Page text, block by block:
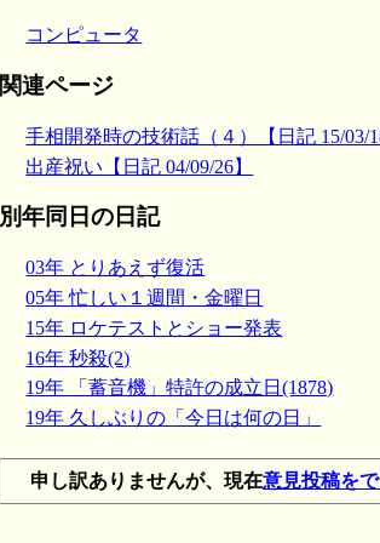
コンピュータ
関連ページ
手相開発時の技術話（４）【日記 15/03/
出産祝い【日記 04/09/26】
別年同日の日記
03年 とりあえず復活
05年 忙しい１週間・金曜日
15年 ロケテストとショー発表
16年 秒殺(2)
19年 「蓄音機」特許の成立日(1878)
19年 久しぶりの「今日は何の日」
申し訳ありませんが、現在意見投稿を